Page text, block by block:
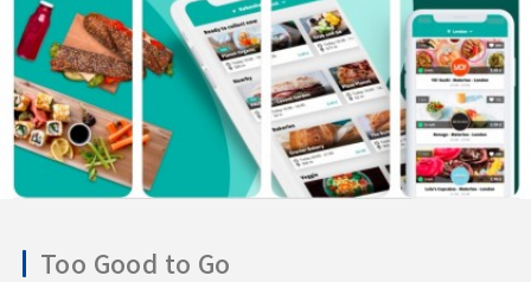
Too Good to Go